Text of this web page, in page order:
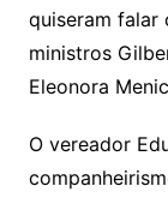
quiseram falar
ministros
Eleonora
O vereador